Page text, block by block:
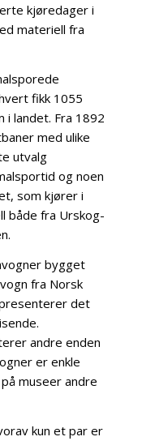
kjøredager i
materiell fra
fikk 1055
i landet. Fra 1892
med ulike
utvalg
og noen
som kjører i
både fra Urskog-
bygget
fra Norsk
det
andre enden
er enkle
museer andre
kun et par er